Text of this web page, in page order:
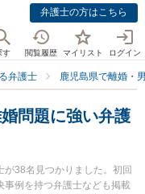
弁護士の方はこちら
す 閲覧履歴 マイリスト ログイン
弁護士 鹿児島県で離婚・
問題に強い弁護
38名見つかりました。初回
事例を持つ弁護士なども掲載